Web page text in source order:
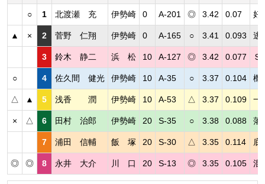
○ 1 北渡瀬 充 伊勢崎 0 A-201 ◎ 3.42 0.07 好
▲ × 2 菅野 仁翔 伊勢崎 0 A-165 ○ 3.41 0.093 逃
3 鈴木 静二 浜 松 10 A-127 ◎ 3.42 0.077 Ｓ
○ 4 佐久間 健光 伊勢崎 10 A-35 ○ 3.37 0.104 機
△ ▲ 5 浅香 潤 伊勢崎 10 A-53 △ 3.37 0.109 一
× △ 6 田村 治郎 伊勢崎 20 S-35 ○ 3.38 0.088 落
7 浦田 信輔 飯 塚 20 S-30 △ 3.35 0.114 底
◎ ◎ 8 永井 大介 川 口 20 S-13 ◎ 3.35 0.105 混